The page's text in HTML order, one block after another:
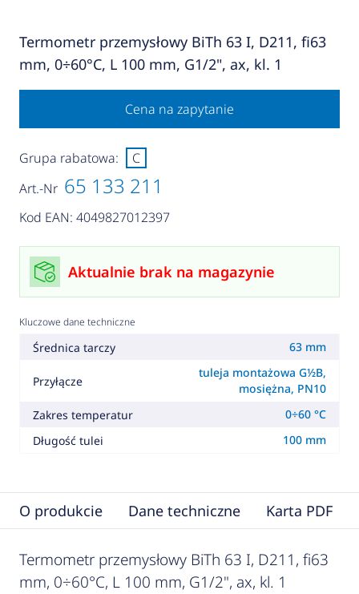
Termometr przemysłowy BiTh 63 I, D211, fi63
mm, 0÷60°C, L 100 mm, G1/2", ax, kl. 1
Cena na zapytanie
Art.-Nr 65 133 211
Kod EAN: 4049827012397
Grupa rabatowa: C
Aktualnie brak na magazynie
Kluczowe dane techniczne
Średnica tarczy 63 mm
Przyłącze
tuleja montażowa G½B,
mosiężna, PN10
Zakres temperatur
0÷60 °C
Długość tulei
100 mm
O produkcie Dane techniczne Karta PDF
Termometr przemysłowy BiTh 63 I, D211, fi63
mm, 0÷60°C, L 100 mm, G1/2", ax, kl. 1